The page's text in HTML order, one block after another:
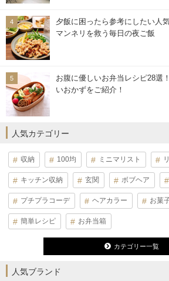
夕飯に困ったら参考にしたい人
マンネリを救う毎日の夜ご飯
お腹に優しいお弁当レシピ28選
いおかずをご紹介！
人気カテゴリー
収納 100均 ミニマリスト
キッチン収納 玄関 ボブヘア
プチプラコーデ ヘアカラー お菓
簡単レシピ お弁当箱
カテゴリー一覧
人気ブランド